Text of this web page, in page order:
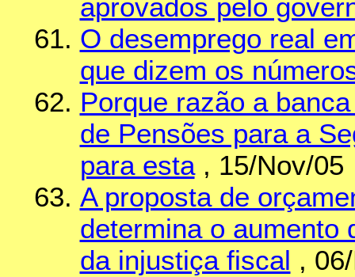
aprovados pelo
O desemprego real
que dizem os
Porque razão a
de Pensões para a
para esta, 15/Nov/05
A proposta de
determina o aumento
da injustiça fiscal ,